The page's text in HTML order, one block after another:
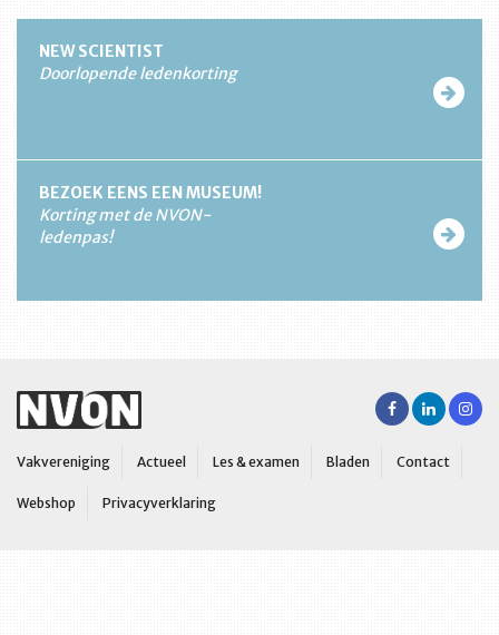
NEW SCIENTIST
Doorlopende ledenkorting
BEZOEK EENS EEN MUSEUM!
Korting met de NVON-
ledenpas!
Vakvereniging Actueel Les & examen Bladen Contact
Webshop Privacyverklaring